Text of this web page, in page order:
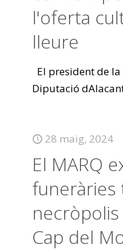
l'oferta
lleure
El president de
Diputació
28 maig, 2024
El MARQ
funeràries
Cap del